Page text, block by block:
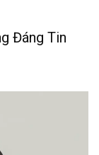
Đáng Tin